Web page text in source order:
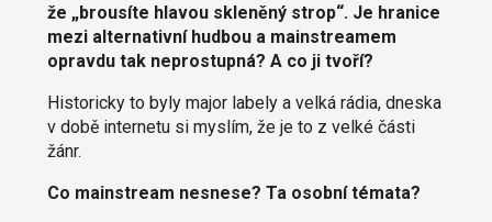
že „brousíte hlavou skleněný strop“. Je hranice
mezi alternativní hudbou a mainstreamem
opravdu tak neprostupná? A co ji tvoří?
Historicky to byly major labely a velká rádia, dneska
v době internetu si myslím, že je to z velké části
žánr.
Co mainstream nesnese? Ta osobní témata?